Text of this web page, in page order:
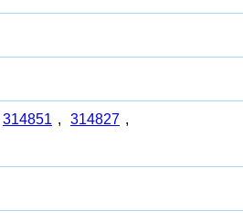
314851 , 314827 ,